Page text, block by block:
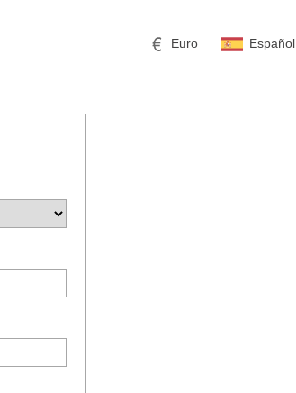
Español
Euro
Rublo ruso